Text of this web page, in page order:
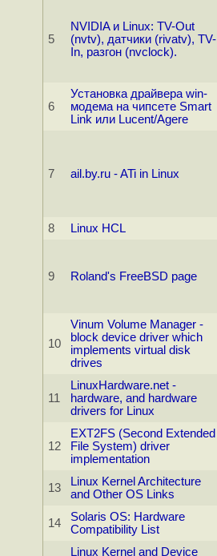
5
NVIDIA и Linux: TV-Out
(nvtv), датчики (rivatv), TV-
In, разгон (nvclock).
6
Установка драйвера win-
модема на чипсете Smart
Link или Lucent/Agere
7 ail.by.ru - ATi in Linux
8
Linux HCL
9 Roland's FreeBSD page
10
Vinum Volume Manager -
block device driver which
implements virtual disk
drives
11
LinuxHardware.net -
hardware, and hardware
drivers for Linux
12
EXT2FS (Second Extended
File System) driver
implementation
13
Linux Kernel Architecture
and Other OS Links
14
Solaris OS: Hardware
Compatibility List
Linux Kernel and Device